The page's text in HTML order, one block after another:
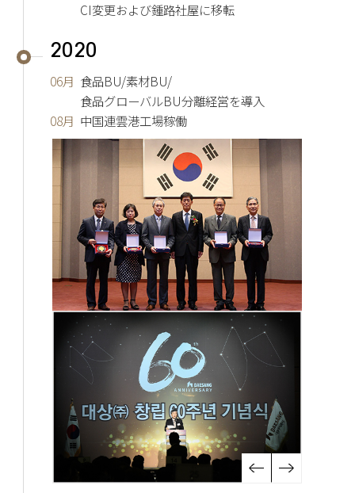
CI変更および鍾路社屋に移転
2020
06月 食品BU/素材BU/
食品グローバルBU分離経営を導入
08月 中国連雲港工場稼働